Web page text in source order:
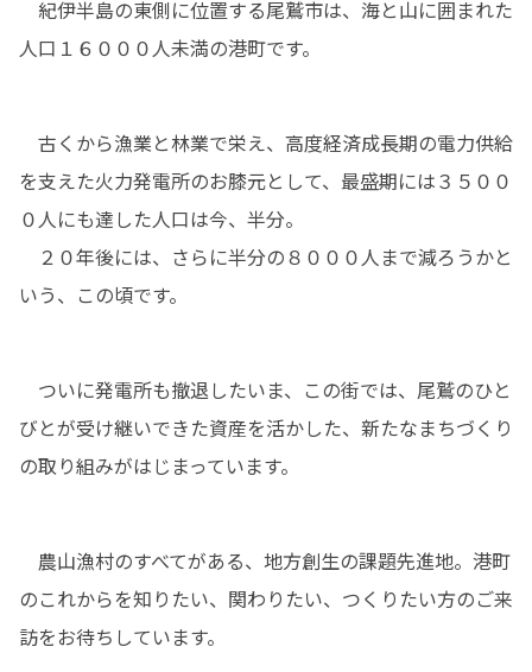
紀伊半島の東側に位置する尾鷲市は、海と山に囲まれた
人口１６０００人未満の港町です。
古くから漁業と林業で栄え、高度経済成長期の電力供給
を支えた火力発電所のお膝元として、最盛期には３５００
０人にも達した人口は今、半分。
２０年後には、さらに半分の８０００人まで減ろうかと
いう、この頃です。
ついに発電所も撤退したいま、この街では、尾鷲のひと
びとが受け継いできた資産を活かした、新たなまちづくり
の取り組みがはじまっています。
農山漁村のすべてがある、地方創生の課題先進地。港町
のこれからを知りたい、関わりたい、つくりたい方のご来
訪をお待ちしています。